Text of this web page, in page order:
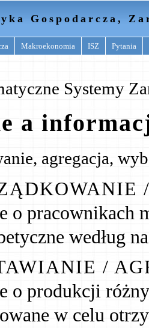
Gospodarcza,
Makroekonomia ISZ Pytania
Systemy
a
agregacja,
o pracownikach
według
/
o produkcji
w celu